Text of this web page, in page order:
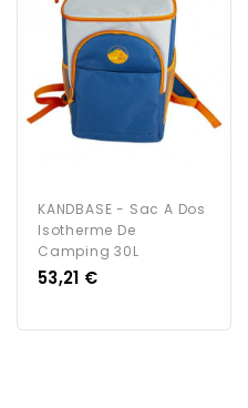
KANDBASE - Sac A Dos
Isotherme De
Camping 30L
Prix
53,21 €